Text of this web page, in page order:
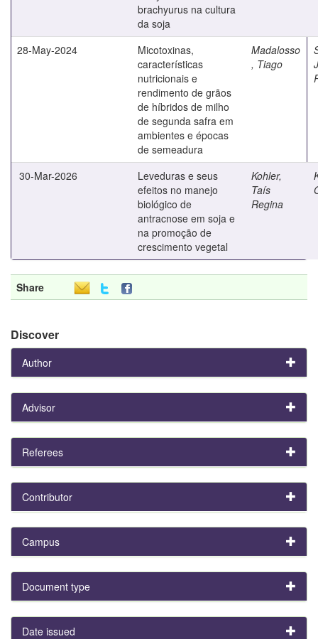
brachyurus na cultura
da soja
28-May-2024
Micotoxinas,
características
nutricionais e
rendimento de grãos
de híbridos de milho
de segunda safra em
ambientes e épocas
de semeadura
Madalosso
, Tiago
30-Mar-2026
Leveduras e seus
efeitos no manejo
biológico de
antracnose em soja e
na promoção de
crescimento vegetal
Kohler,
Taís
Regina
Share
Discover
Author
Advisor
Referees
Contributor
Campus
Document type
Date issued